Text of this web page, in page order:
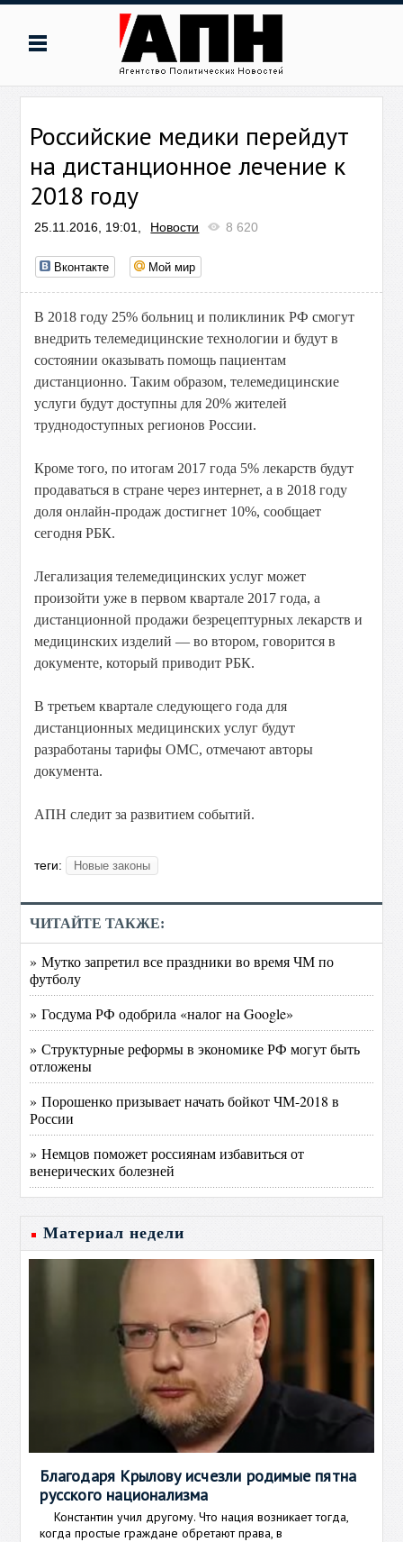
Российские медики перейдут
на дистанционное лечение к
2018 году
25.11.2016, 19:01, Новости 8 620
Вконтакте Мой мир
В 2018 году 25% больниц и поликлиник РФ смогут
внедрить телемедицинские технологии и будут в
состоянии оказывать помощь пациентам
дистанционно. Таким образом, телемедицинские
услуги будут доступны для 20% жителей
труднодоступных регионов России.
Кроме того, по итогам 2017 года 5% лекарств будут
продаваться в стране через интернет, а в 2018 году
доля онлайн-продаж достигнет 10%, сообщает
сегодня РБК.
Легализация телемедицинских услуг может
произойти уже в первом квартале 2017 года, а
дистанционной продажи безрецептурных лекарств и
медицинских изделий — во втором, говорится в
документе, который приводит РБК.
В третьем квартале следующего года для
дистанционных медицинских услуг будут
разработаны тарифы ОМС, отмечают авторы
документа.
АПН следит за развитием событий.
теги: Новые законы
ЧИТАЙТЕ ТАКЖЕ:
» Мутко запретил все праздники во время ЧМ по
футболу
» Госдума РФ одобрила «налог на Google»
» Структурные реформы в экономике РФ могут быть
отложены
» Порошенко призывает начать бойкот ЧМ-2018 в
России
» Немцов поможет россиянам избавиться от
венерических болезней
Материал недели
Благодаря Крылову исчезли родимые пятна
русского национализма
Константин учил другому. Что нация возникает тогда,
когда простые граждане обретают права, в